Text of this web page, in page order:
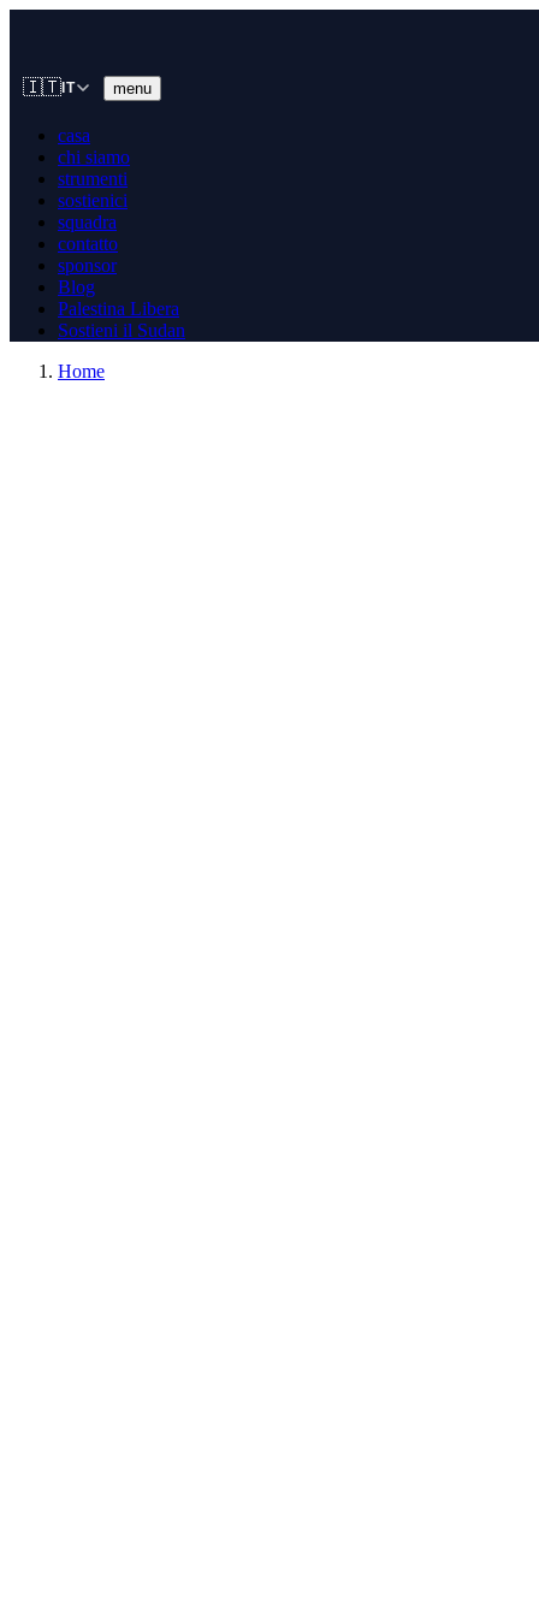
🇮🇹 IT menu
casa
chi siamo
strumenti
sostienici
squadra
contatto
sponsor
Blog
Palestina Libera
Sostieni il Sudan
Home